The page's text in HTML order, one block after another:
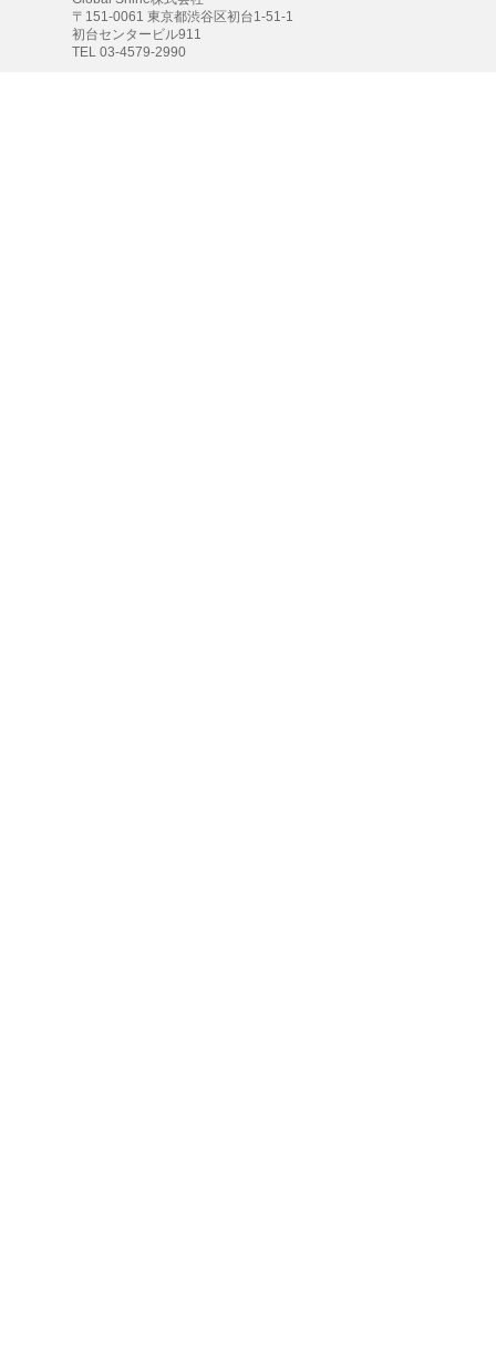
〒151-0061 東京都渋谷区初台1-51-1
初台センタービル911
TEL 03-4579-2990